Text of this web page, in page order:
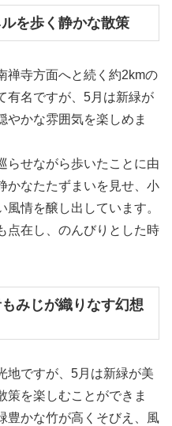
を歩く静かな散策
禅寺方面へと続く約2kmの
有名ですが、5月は新緑が
やかな雰囲気を楽しめま
らせながら歩いたことに由
かなたたずまいを見せ、小
情を醸し出しています。
点在し、のんびりとした時
みじが織りなす幻想
地ですが、5月は新緑が美
策を楽しむことができま
豊かな竹が高くそびえ、風